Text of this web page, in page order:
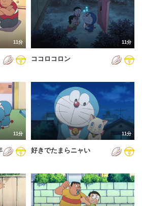
11分 11分
ココロコロン
11分 11分
好きでたまらニャい